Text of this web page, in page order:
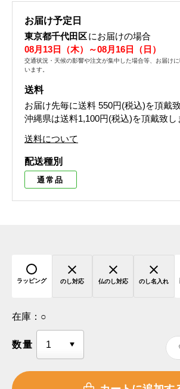
お届け予定日
東京都千代田区にお届けの場合
08月13日（木）～08月16日（日）
交通状況・天候の影響や注文が集中した場合等、お届け
います。
送料
お届け先毎に送料 550円(税込)を頂戴
沖縄県は送料1,100円(税込)を頂戴致し
送料について
配送種別
通常品
ラッピング のし対応 仏のし対応 のし名入れ
在庫： ○
数量